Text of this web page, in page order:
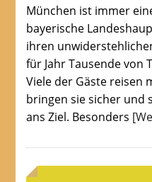
München ist immer
bayerische
ihren
für Jahr Tausende von
Viele der Gäste reisen
bringen sie sicher und
ans Ziel. Besonders